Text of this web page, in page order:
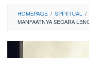
HOMEPAGE / SPIRITUAL /
MANFAATNYA SECARA